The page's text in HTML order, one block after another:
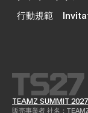
行動規範
TEAMZ SUMMIT
販売事業者 社名：